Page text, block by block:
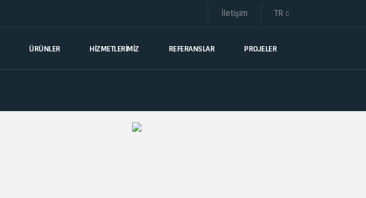
İletişim TR
ÜRÜNLER HİZMETLERİMİZ REFERANSLAR PROJELER